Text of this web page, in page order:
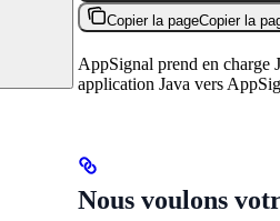
Copier la pageCopier la
AppSignal prend en charge
application Java vers
Nous voulons